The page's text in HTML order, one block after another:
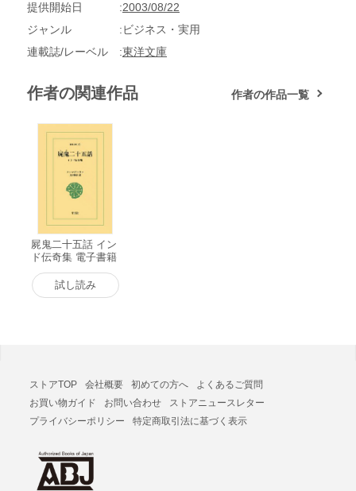
提供開始日
2003/08/22
ジャンル
ビジネス・実用
連載誌/レーベル
東洋文庫
作者の関連作品 作者の作品一覧
屍鬼二十五話 イン
ド伝奇集 電子書籍
試し読み
ストアTOP 会社概要 初めての方へ
よくあるご質問
お買い物ガイド
お問い合わせ
ストアニュースレター
プライバシーポリシー
特定商取引法に基づく表示